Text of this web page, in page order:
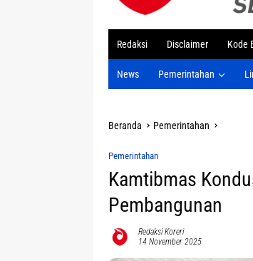
Redaksi Disclaimer Kode
News Pemerintahan
Beranda Pemerintahan
Pemerintahan
Kamtibmas
Pembangunan
Redaksi Koreri
14 November 2025